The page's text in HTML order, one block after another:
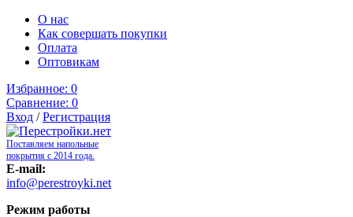
О нас
Как совершать покупки
Оплата
Оптовикам
Избранное: 0
Сравнение: 0
Вход /Регистрация
Поставляем напольные
покрытия с 2014 года.
E-mail:
info@perestroyki.net
Режим работы